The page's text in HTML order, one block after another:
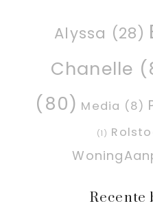
Alyssa (28)
Chanelle
(80) Media (8)
(1)
Recente